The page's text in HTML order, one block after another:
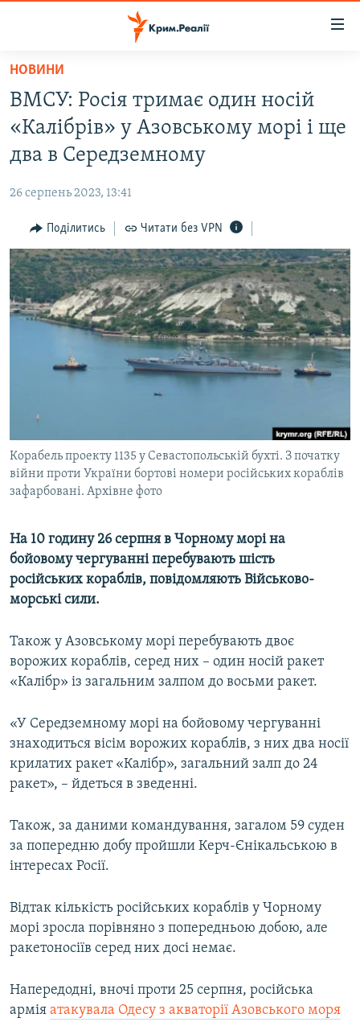
Перейти
основного
матеріалу
до
основної
навігації
Перейти
до
пошуку
ВОДА.КРИМ
ВІДЕО ТА ФОТО
БЛОГИ
ПОГЛЯД
ІНТЕРВ'Ю
ВСЕ ЗА ДЕНЬ
СПЕЦПРОЕКТИ
ДЕПОРТАЦІЯ
ВІДЕОУРОКИ «ELIFBE»
ІНФОГРАФІКА
ЯК ОБІЙТИ БЛОКУВАННЯ
Qırımtatar
ДОЛУЧАЙСЯ!
Усі сайти RFE/RL
НОВИНИ
ВМСУ: Росія тримає один носій
«Калібрів» у Азовському морі і ще
два в Середземному
26 серпень 2023, 13:41
Поділитись Читати без VPN
Корабель проекту 1135 у Севастопольській бухті. З початку
війни проти України бортові номери російських кораблів
зафарбовані. Архівне фото
На 10 годину 26 серпня в Чорному морі на
бойовому чергуванні перебувають шість
російських кораблів, повідомляють Військово-
морські сили.
Також у Азовському морі перебувають двоє
ворожих кораблів, серед них – один носій ракет
«Калібр» із загальним залпом до восьми ракет.
«У Середземному морі на бойовому чергуванні
знаходиться вісім ворожих кораблів, з них два носії
крилатих ракет «Калібр», загальний залп до 24
ракет», – йдеться в зведенні.
Також, за даними командування, загалом 59 суден
за попередню добу пройшли Керч-Єнікальською в
інтересах Росії.
Відтак кількість російських кораблів у Чорному
морі зросла порівняно з попередньою добою, але
ракетоносіїв серед них досі немає.
Напередодні, вночі проти 25 серпня, російська
армія атакувала Одесу з акваторії Азовського моря